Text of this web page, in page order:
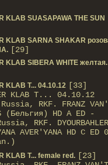
KLAB SUASAPAWA THE SUN
KLAB SARNA SHAKAR
[29]
KLAB SIBERA WHITE желтая.
KLAB T... 04.10.12 [33]
KLAB T... 04.10.12
RKF. FRANZ
(Бельгия) HD А ED -
RKF. DYOURBAHLER
AVER'YANA HD С ED
KLAB T... female red. [23]